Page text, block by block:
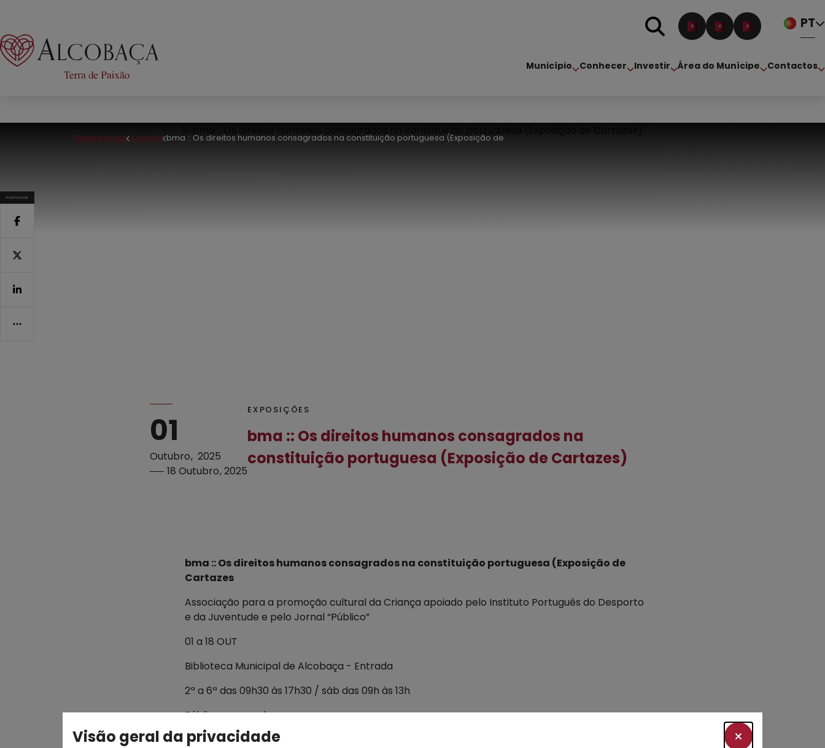
PT
Município Conhecer Investir Área do Munícipe Contactos
Página inicial Agenda bma :: Os direitos humanos consagrados na constituição portuguesa (Exposição de
EXPOSIÇÕES
bma :: Os direitos humanos consagrados na
constituição portuguesa (Exposição de Cartazes)
01
Outubro 2025
18 Outubro 2025
bma :: Os direitos humanos consagrados na constituição portuguesa (Exposição de
Cartazes
Associação para a promoção cultural da Criança apoiado pelo Instituto Português do Desporto
e da Juventude e pelo Jornal “Público”
01 a 18 OUT
Biblioteca Municipal de Alcobaça - Entrada
2ª a 6ª das 09h30 às 17h30 / sáb das 09h às 13h
Público em geral
Entrada Livre
PARTILHAR
Visão geral da privacidade